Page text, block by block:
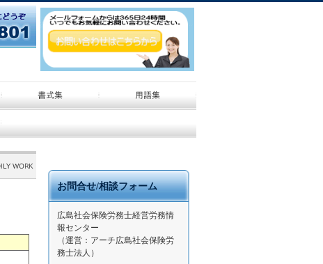
お問合せ/相談フォーム
広島社会保険労務士経営労務情
報センター
（運営：アーチ広島社会保険労
務士法人）